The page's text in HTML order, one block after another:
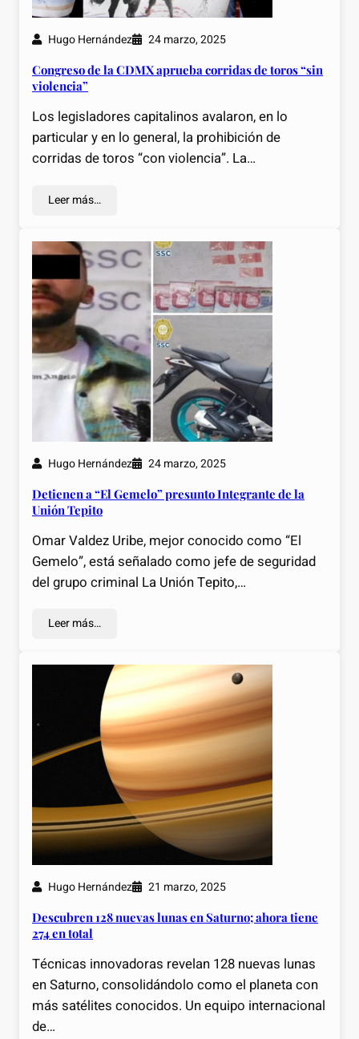
Hugo Hernández 24 marzo, 2025
Congreso de la CDMX aprueba corridas de toros “sin
violencia”
Los legisladores capitalinos avalaron, en lo
particular y en lo general, la prohibición de
corridas de toros “con violencia”. La…
Leer más…
Hugo Hernández 24 marzo, 2025
Detienen a “El Gemelo” presunto Integrante de la
Unión Tepito
Omar Valdez Uribe, mejor conocido como “El
Gemelo”, está señalado como jefe de seguridad
del grupo criminal La Unión Tepito,…
Leer más…
Hugo Hernández 21 marzo, 2025
Descubren 128 nuevas lunas en Saturno; ahora tiene
274 en total
Técnicas innovadoras revelan 128 nuevas lunas
en Saturno, consolidándolo como el planeta con
más satélites conocidos. Un equipo internacional
de…